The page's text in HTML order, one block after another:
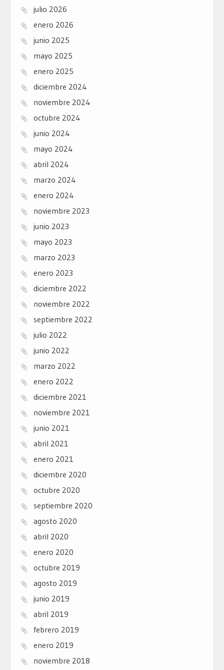
julio 2026
enero 2026
junio 2025
mayo 2025
enero 2025
diciembre 2024
noviembre 2024
octubre 2024
junio 2024
mayo 2024
abril 2024
marzo 2024
enero 2024
noviembre 2023
junio 2023
mayo 2023
marzo 2023
enero 2023
diciembre 2022
noviembre 2022
septiembre 2022
julio 2022
junio 2022
marzo 2022
enero 2022
diciembre 2021
noviembre 2021
junio 2021
abril 2021
enero 2021
diciembre 2020
octubre 2020
septiembre 2020
agosto 2020
abril 2020
enero 2020
octubre 2019
agosto 2019
junio 2019
abril 2019
febrero 2019
enero 2019
noviembre 2018